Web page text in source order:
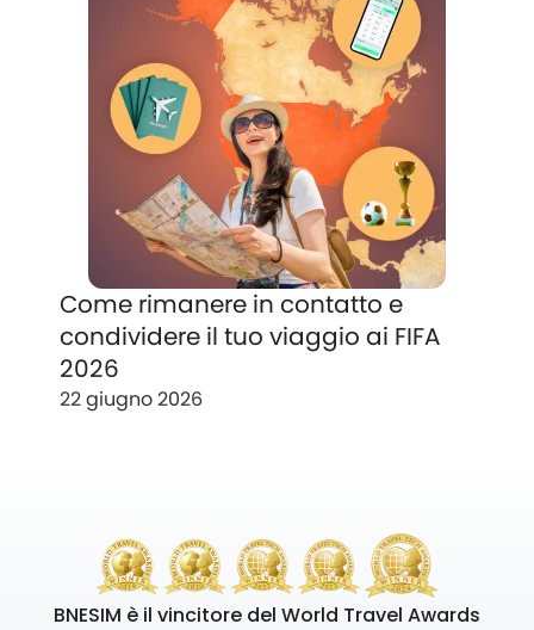
Come rimanere in contatto e
condividere il tuo viaggio ai FIFA
2026
22 giugno 2026
BNESIM è il vincitore del World Travel Awards